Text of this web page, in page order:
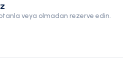
veya olmadan rezerve edin.